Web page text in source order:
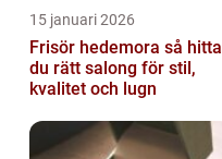
15 januari 2026
Frisör hedemora så hittar
du rätt salong för stil,
kvalitet och lugn